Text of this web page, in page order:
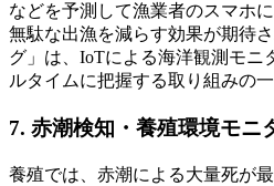
などを予測して漁業者のスマホ
無駄な出漁を減らす効果が期待
グ」は、IoTによる海洋観測モニ
ルタイムに把握する取り組みの一
7. 赤潮検知・養殖環境モニ
養殖では、赤潮による大量死が